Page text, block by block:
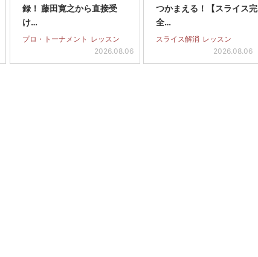
録！ 藤田寛之から直接受
け…
プロ・トーナメント レッスン
2026.08.06
つかまえる！【スライス完
全…
スライス解消 レッスン
2026.08.06